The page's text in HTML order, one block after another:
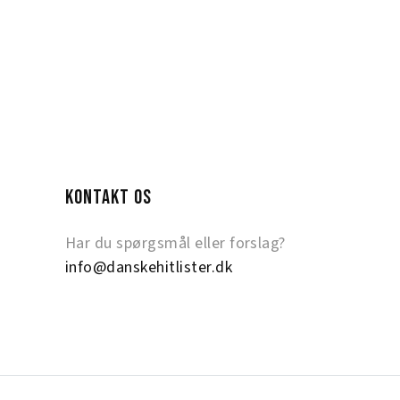
KONTAKT OS
Har du spørgsmål eller forslag?
info@danskehitlister.dk